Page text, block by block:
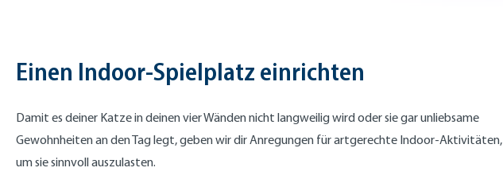
Einen Indoor-Spielplatz einrichten
Damit es deiner Katze in deinen vier Wänden nicht langweilig wird oder sie gar unliebsame
Gewohnheiten an den Tag legt, geben wir dir Anregungen für artgerechte Indoor-Aktivitäten,
um sie sinnvoll auszulasten.